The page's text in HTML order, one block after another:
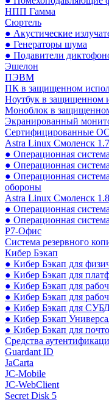
НПП Гамма
Сюртель
● Акустические
● Генераторы шума
● Подавители
Эшелон
ПЭВМ
ПК в защищенном
Ноутбук в защищенном
Моноблок в
Экранированный
Сертифицированные ОС
Astra Linux Смоленск 1.7
● Операционная
● Операционная
● Операционная
обороны
Astra Linux Смоленск 1.8
● Операционная
● Операционная
Р7-Офис
Система резервного
Кибер Бэкап
● Кибер Бэкап для
● Кибер Бэкап для
● Кибер Бэкап для
● Кибер Бэкап для
● Кибер Бэкап для СУБД
● Кибер Бэкап
● Кибер Бэкап для
Средства
Guardant ID
JaCarta
JC-Mobile
JC-WebClient
Secret Disk 5